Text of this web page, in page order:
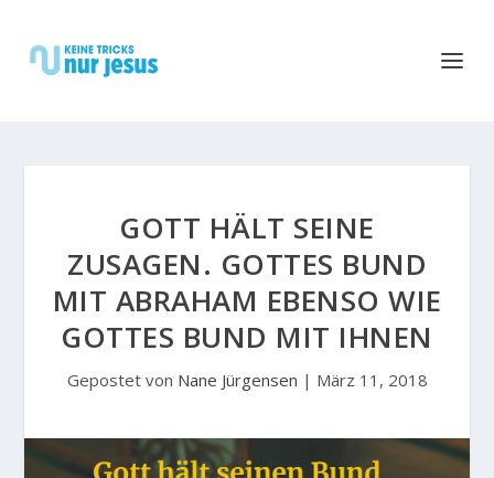
GOTT HÄLT SEINE
ZUSAGEN. GOTTES BUND
MIT ABRAHAM EBENSO WIE
GOTTES BUND MIT IHNEN
Gepostet von Nane Jürgensen | März 11, 2018